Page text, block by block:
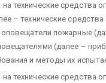
технические средства
– технические средства
пожарные
(далее –
и методы их
технические средства